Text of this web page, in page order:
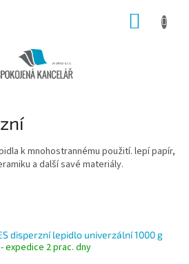
k mnohostrannému použití. lepí papír,
a další savé materiály.
disperzní lepidlo univerzální 1000 g
expedice 2 prac. dny